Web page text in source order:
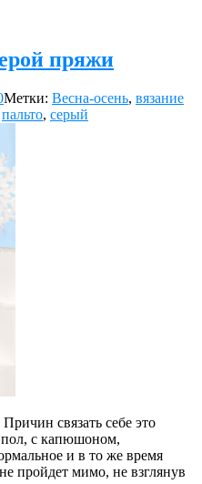
пряжи
Метки: Весна-осень, вязание
пальто, серый
связать себе это
с капюшоном,
и в то же время
пройдет мимо, не взглянув